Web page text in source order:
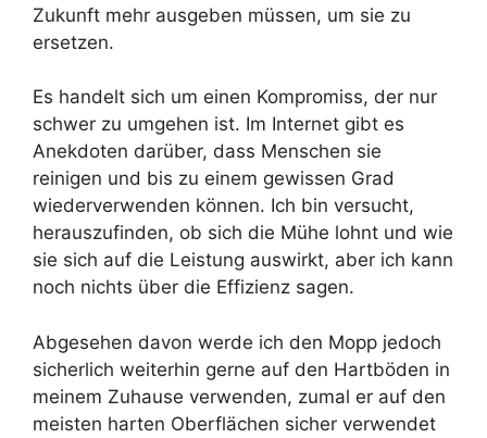
Zukunft mehr ausgeben müssen, um sie zu
ersetzen.
Es handelt sich um einen Kompromiss, der nur
schwer zu umgehen ist. Im Internet gibt es
Anekdoten darüber, dass Menschen sie
reinigen und bis zu einem gewissen Grad
wiederverwenden können. Ich bin versucht,
herauszufinden, ob sich die Mühe lohnt und wie
sie sich auf die Leistung auswirkt, aber ich kann
noch nichts über die Effizienz sagen.
Abgesehen davon werde ich den Mopp jedoch
sicherlich weiterhin gerne auf den Hartböden in
meinem Zuhause verwenden, zumal er auf den
meisten harten Oberflächen sicher verwendet